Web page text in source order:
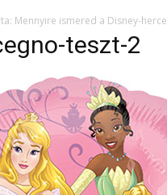
Mennyire ismered a Disney-
teszt-2